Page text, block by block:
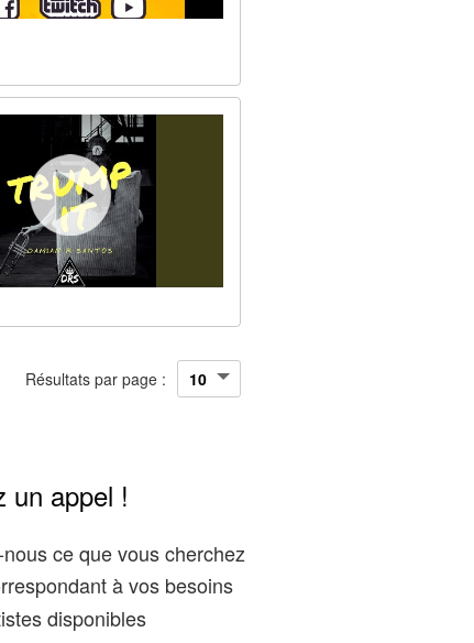
Résultats par page :
un appel !
ce que vous cherchez
à vos besoins
disponibles